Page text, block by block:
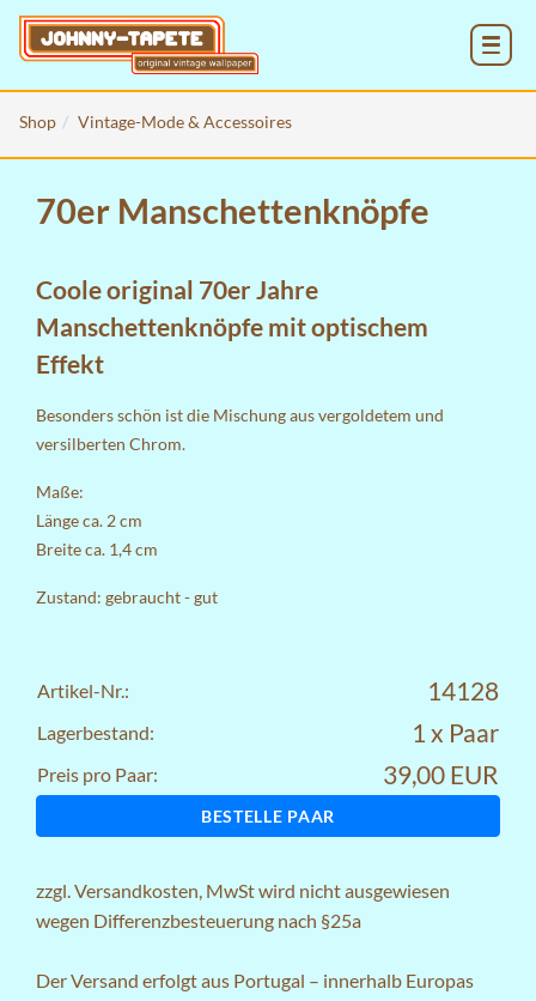
Shop Vintage-Mode & Accessoires
70er Manschettenknöpfe
Coole original 70er Jahre
Manschettenknöpfe mit optischem
Effekt
Besonders schön ist die Mischung aus vergoldetem und
versilberten Chrom.
Maße:
Länge ca. 2 cm
Breite ca. 1,4 cm
Zustand: gebraucht - gut
Artikel-Nr.: 14128
Lagerbestand: 1 x Paar
Preis pro Paar: 39,00 EUR
BESTELLE PAAR
zzgl.Versandkosten, MwSt wird nicht ausgewiesen
wegen Differenzbesteuerung nach §25a
Der Versand erfolgt aus Portugal – innerhalb Europas